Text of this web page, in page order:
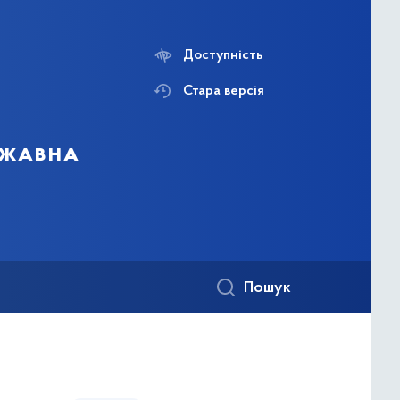
Доступність
Стара версія
Пошук